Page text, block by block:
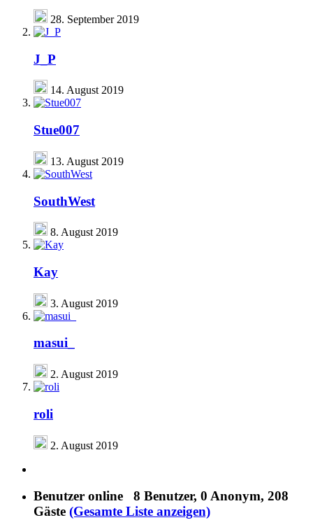
28. September 2019
J_P
14. August 2019
Stue007
13. August 2019
SouthWest
8. August 2019
Kay
3. August 2019
masui_
2. August 2019
roli
2. August 2019
Benutzer online 8 Benutzer, 0 Anonym, 208
Gäste (Gesamte Liste anzeigen)